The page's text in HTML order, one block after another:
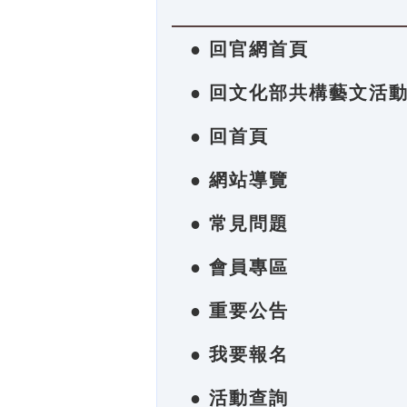
● 回官網首頁
● 回文化部共構藝文活
● 回首頁
● 網站導覽
● 常見問題
● 會員專區
● 重要公告
● 我要報名
● 活動查詢